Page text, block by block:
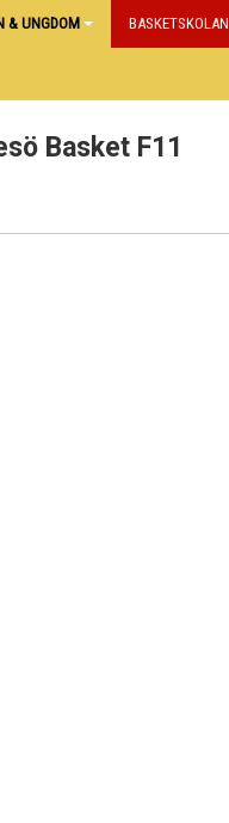
& UNGDOM BASKETSKOLAN
Basket F11